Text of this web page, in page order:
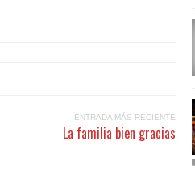
ENTRADA MÁS RECIENTE
La familia bien gracias